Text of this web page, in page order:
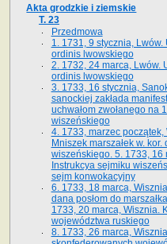
Akta grodzkie i ziemskie
T. 23
Przedmowa
1. 1731, 9 stycznia, Lwów.
ordinis lwowskiego
2. 1732, 24 marca, Lwów.
ordinis lwowskiego
3. 1733, 16 stycznia,
sanockiej zakłada
uchwałom zwołanego na
wiszeńskiego
4. 1733, marzec początek,
Mniszek marszałek w. kor.
wiszeńskiego. 5. 1733, 16
Instrukcya sejmiku
sejm konwokacyjny
6. 1733, 18 marca,
dana posłom do
1733, 20 marca, Wisznia.
województwa ruskiego
8. 1733, 26 marca,